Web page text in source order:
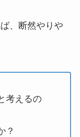
、断然やりや
考えるの
？